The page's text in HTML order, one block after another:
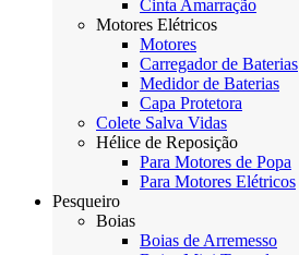
Cinta Amarração
Motores Elétricos
Motores
Carregador de Baterias
Medidor de Baterias
Capa Protetora
Colete Salva Vidas
Hélice de Reposição
Para Motores de Popa
Para Motores Elétricos
Pesqueiro
Boias
Boias de Arremesso